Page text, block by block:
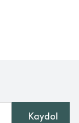
Kaydol